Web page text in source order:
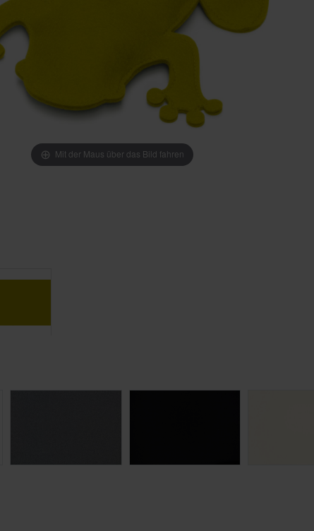
Mit der Maus über das Bild fahren